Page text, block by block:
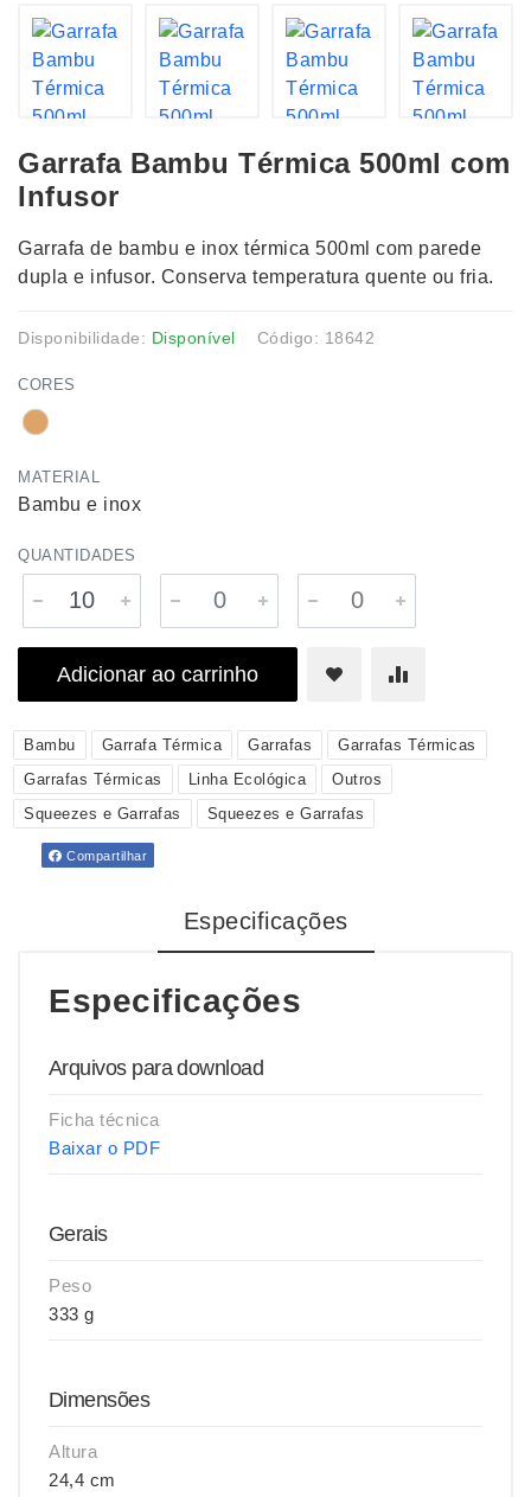
Garrafa Bambu Térmica 500ml com
Infusor
Garrafa de bambu e inox térmica 500ml com parede
dupla e infusor. Conserva temperatura quente ou fria.
Disponibilidade: Disponível Código: 18642
CORES
MATERIAL
Bambu e inox
QUANTIDADES
Adicionar ao carrinho
Bambu Garrafa Térmica Garrafas
Garrafas Térmicas
Garrafas Térmicas
Linha Ecológica
Outros
Squeezes e Garrafas
Squeezes e Garrafas
Compartilhar
Especificações
Especificações
Arquivos para download
Ficha técnica
Baixar o PDF
Gerais
Peso
333 g
Dimensões
Altura
24,4 cm